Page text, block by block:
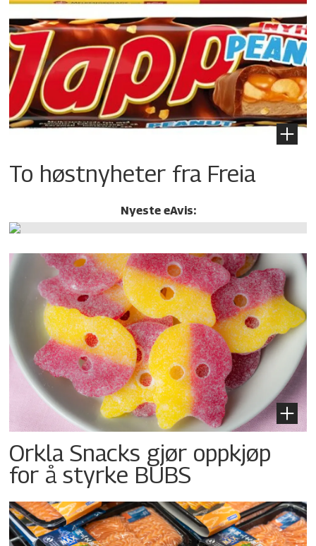
To høstnyheter fra Freia
Nyeste eAvis:
Orkla Snacks gjør oppkjøp
for å styrke BUBS